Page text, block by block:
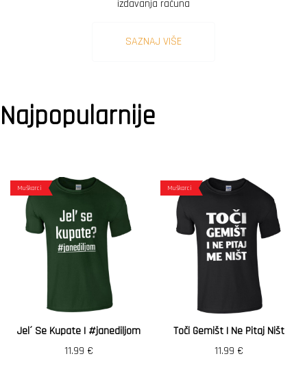
izdavanja računa
SAZNAJ VIŠE
Najpopularnije
Muškarci
Jel´ Se Kupate | #janediljom
11.99 €
Muškarci
Toči Gemišt I Ne Pitaj Ništ
11.99 €